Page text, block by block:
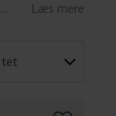
Læs mere